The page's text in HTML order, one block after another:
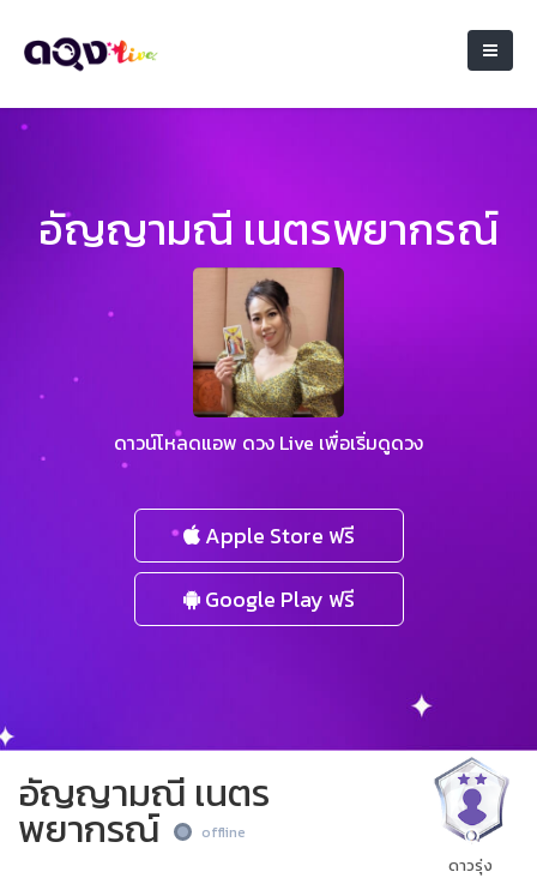
อัญญามณี เนตรพยากรณ์
ดาวน์โหลดแอพ ดวง Live เพื่อเริ่มดูดวง
Apple Store ฟรี
Google Play ฟรี
อัญญามณี เนตร
พยากรณ์ offline
ดาวรุ่ง